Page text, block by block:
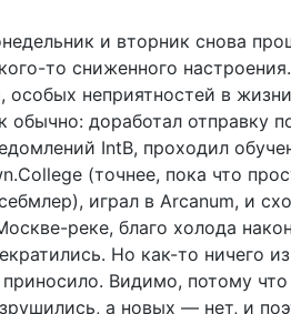
и вторник снова
то сниженного
особых неприятностей в
обычно: доработал отправку
IntB, проходил
(точнее, пока что
играл в Arcanum, и
реке, благо холода
Но как-то ничего
приносило. Видимо, потому
а новых — нет, и